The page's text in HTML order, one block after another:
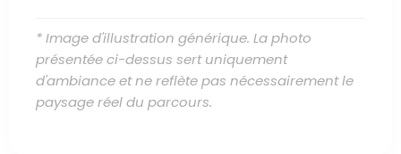
* Image d'illustration générique. La photo
présentée ci-dessus sert uniquement
d'ambiance et ne reflète pas nécessairement le
paysage réel du parcours.